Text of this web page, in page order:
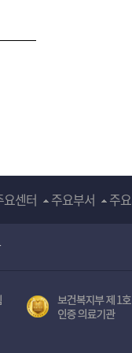
요센터 주요부서 주